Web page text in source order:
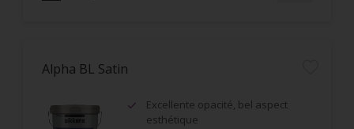
Alpha BL Satin
Excellente opacité, bel aspect
esthétique